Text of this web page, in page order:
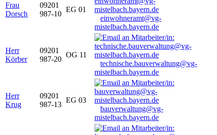
Frau
Dorsch
09201
987-10
EG 01
einwohneramt@vg-
mistelbach.bayern.de
Herr
Körber
09201
987-20
OG 11
technische.bauverwaltung@vg-
mistelbach.bayern.de
Herr
Krug
09201
987-13
EG 03
bauverwaltung@vg-
mistelbach.bayern.de